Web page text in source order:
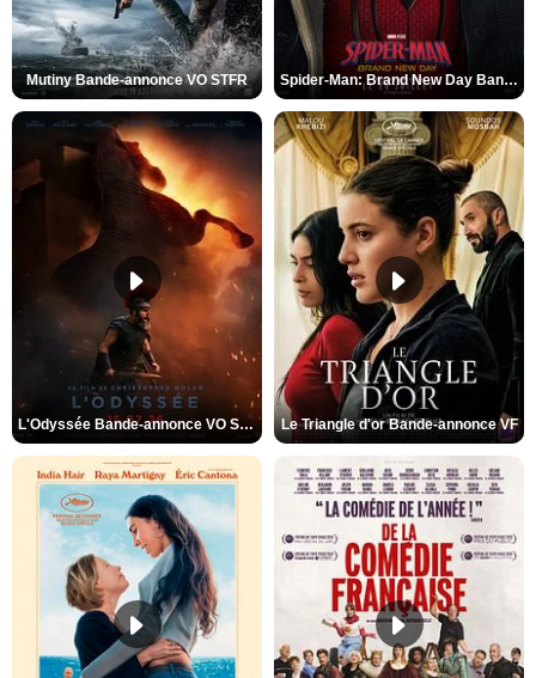
Mutiny Bande-annonce VO STFR Spider-Man: Brand New Day Bande-annonce VO STFR
L'Odyssée Bande-annonce VO STFR Le Triangle d'or Bande-annonce VF